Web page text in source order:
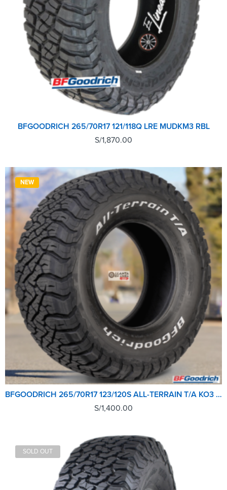
BFGOODRICH 265/70R17 121/118Q LRE MUDKM3 RBL
S/1,870.00
NEW
BFGOODRICH 265/70R17 123/120S ALL-TERRAIN T/A KO3 LRE RWL GO
S/1,400.00
SOLD OUT